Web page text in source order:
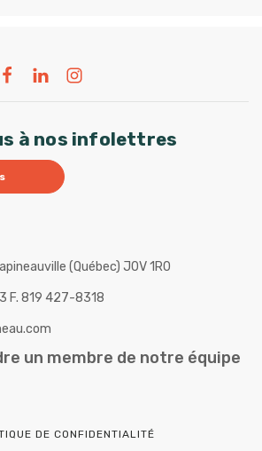
à nos infolettres
(Québec) J0V 1R0
F. 819 427-8318
un membre de notre équipe
DE CONFIDENTIALITÉ